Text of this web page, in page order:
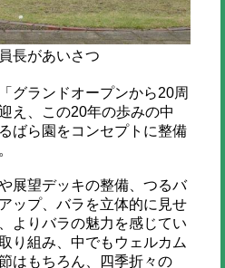
長があいさつ
グランドオープンから20周
え、この20年の歩みの中
ばら園をコンセプトに整備
展望デッキの整備、つるバ
ップ、バラを立体的に見せ
よりバラの魅力を感じてい
り組み、中でもウェルカム
はもちろん、四季折々の